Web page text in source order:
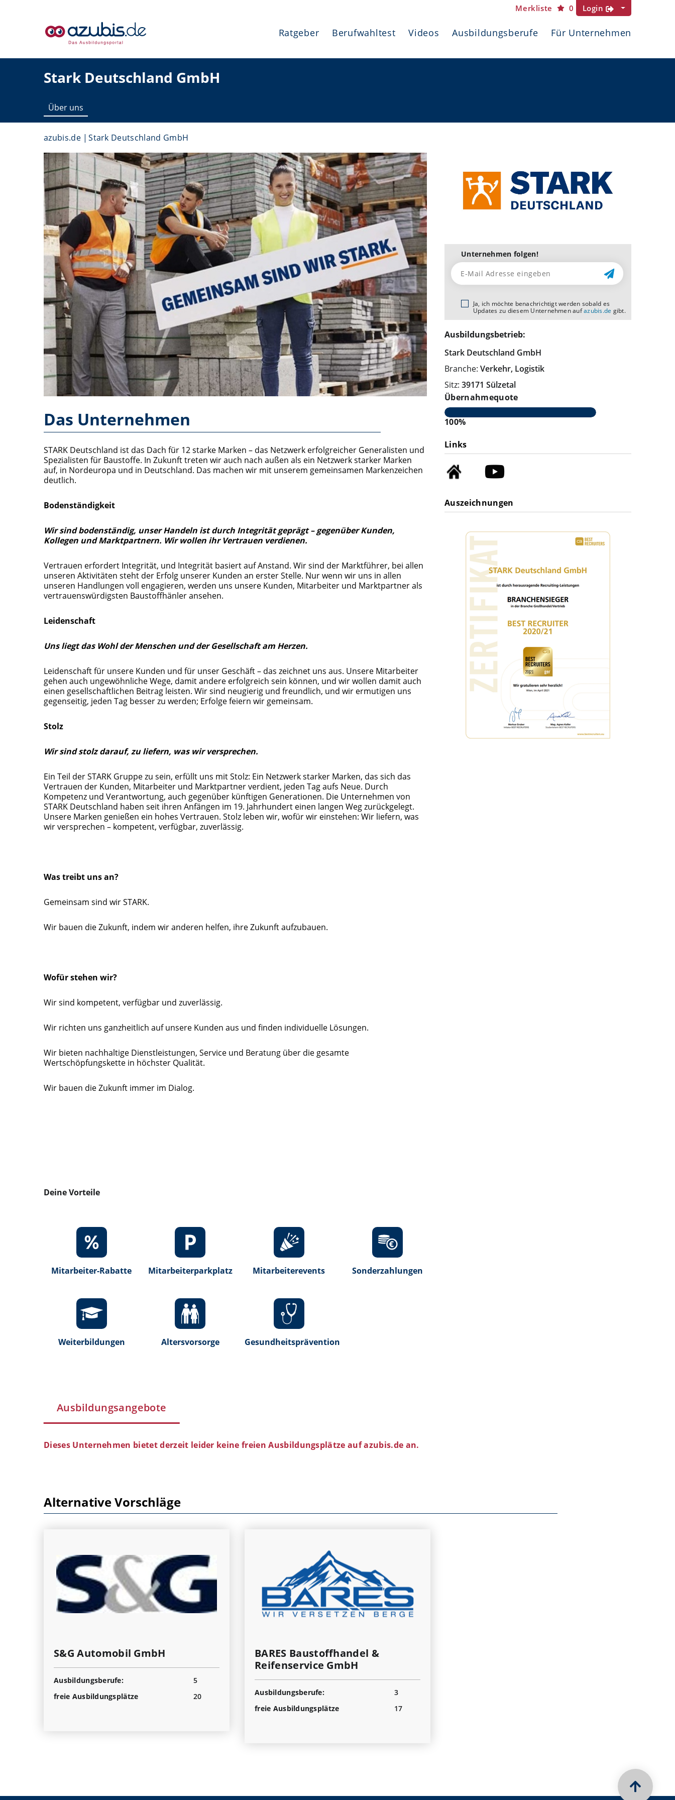
Merkliste 0 Login
Ratgeber Berufwahltest Videos Ausbildungsberufe Für Unternehmen
Stark Deutschland GmbH
Über uns
azubis.de Stark Deutschland GmbH
Das Unternehmen
STARK Deutschland ist das Dach für 12 starke Marken – das Netzwerk erfolgreicher Generalisten und
Spezialisten für Baustoffe. In Zukunft treten wir auch nach außen als ein Netzwerk starker Marken
auf, in Nordeuropa und in Deutschland. Das machen wir mit unserem gemeinsamen Markenzeichen
deutlich.
Bodenständigkeit
Wir sind bodenständig, unser Handeln ist durch Integrität geprägt – gegenüber Kunden,
Kollegen und Marktpartnern. Wir wollen ihr Vertrauen verdienen.
Vertrauen erfordert Integrität, und Integrität basiert auf Anstand. Wir sind der Marktführer, bei allen
unseren Aktivitäten steht der Erfolg unserer Kunden an erster Stelle. Nur wenn wir uns in allen
unseren Handlungen voll engagieren, werden uns unsere Kunden, Mitarbeiter und Marktpartner als
vertrauenswürdigsten Baustoffhänler ansehen.
Leidenschaft
Uns liegt das Wohl der Menschen und der Gesellschaft am Herzen.
Leidenschaft für unsere Kunden und für unser Geschäft – das zeichnet uns aus. Unsere Mitarbeiter
gehen auch ungewöhnliche Wege, damit andere erfolgreich sein können, und wir wollen damit auch
einen gesellschaftlichen Beitrag leisten. Wir sind neugierig und freundlich, und wir ermutigen uns
gegenseitig, jeden Tag besser zu werden; Erfolge feiern wir gemeinsam.
Stolz
Wir sind stolz darauf, zu liefern, was wir versprechen.
Ein Teil der STARK Gruppe zu sein, erfüllt uns mit Stolz: Ein Netzwerk starker Marken, das sich das
Vertrauen der Kunden, Mitarbeiter und Marktpartner verdient, jeden Tag aufs Neue. Durch
Kompetenz und Verantwortung, auch gegenüber künftigen Generationen. Die Unternehmen von
STARK Deutschland haben seit ihren Anfängen im 19. Jahrhundert einen langen Weg zurückgelegt.
Unsere Marken genießen ein hohes Vertrauen. Stolz leben wir, wofür wir einstehen: Wir liefern, was
wir versprechen – kompetent, verfügbar, zuverlässig.
Was treibt uns an?
Gemeinsam sind wir STARK.
Wir bauen die Zukunft, indem wir anderen helfen, ihre Zukunft aufzubauen.
Wofür stehen wir?
Wir sind kompetent, verfügbar und zuverlässig.
Wir richten uns ganzheitlich auf unsere Kunden aus und finden individuelle Lösungen.
Wir bieten nachhaltige Dienstleistungen, Service und Beratung über die gesamte
Wertschöpfungskette in höchster Qualität.
Wir bauen die Zukunft immer im Dialog.
Deine Vorteile
Mitarbeiter-Rabatte Mitarbeiterparkplatz Mitarbeiterevents Sonderzahlungen
Weiterbildungen Altersvorsorge Gesundheitsprävention
Unternehmen folgen!
Ja, ich möchte benachrichtigt werden sobald es
Updates zu diesem Unternehmen aufazubis.de gibt.
Ausbildungsbetrieb:
Stark Deutschland GmbH
Branche: Verkehr, Logistik
Sitz: 39171 Sülzetal
Übernahmequote
100%
Links
Auszeichnungen
Ausbildungsangebote
Dieses Unternehmen bietet derzeit leider keine freien Ausbildungsplätze auf azubis.de an.
Alternative Vorschläge
S&G Automobil GmbH
Ausbildungsberufe:
5
freie Ausbildungsplätze
20
BARES Baustoffhandel &
Reifenservice GmbH
Ausbildungsberufe:
3
freie Ausbildungsplätze
17